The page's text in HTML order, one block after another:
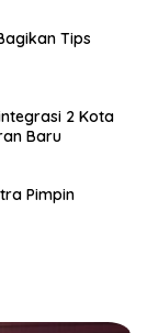
Tips
2 Kota
Baru
Pimpin